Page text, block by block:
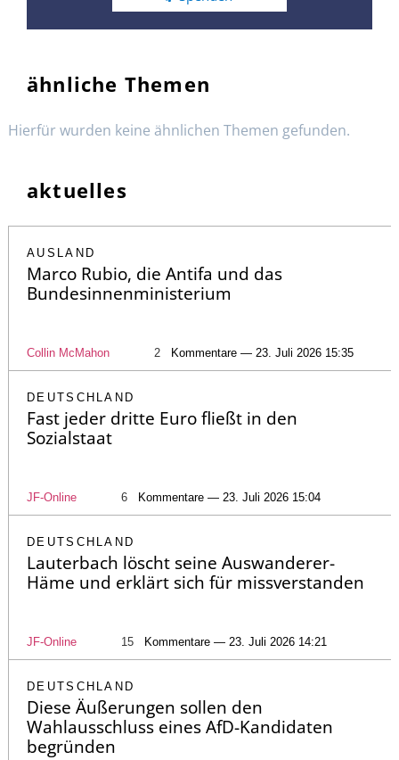
ähnliche Themen
Hierfür wurden keine ähnlichen Themen gefunden.
aktuelles
AUSLAND
Marco Rubio, die Antifa und das
Bundesinnenministerium
Collin McMahon 2 Kommentare — 23. Juli 2026 15:35
DEUTSCHLAND
Fast jeder dritte Euro fließt in den
Sozialstaat
JF-Online 6 Kommentare — 23. Juli 2026 15:04
DEUTSCHLAND
Lauterbach löscht seine Auswanderer-
Häme und erklärt sich für missverstanden
JF-Online 15 Kommentare — 23. Juli 2026 14:21
DEUTSCHLAND
Diese Äußerungen sollen den
Wahlausschluss eines AfD-Kandidaten
begründen